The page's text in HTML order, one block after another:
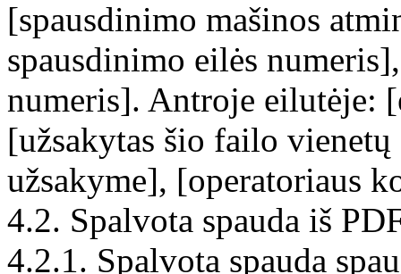
[spausdinimo mašinos
spausdinimo eilės
numeris]. Antroje eilutėje:
[užsakytas šio failo
užsakyme], [operatoriaus
4.2. Spalvota spauda iš
4.2.1. Spalvota spauda